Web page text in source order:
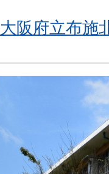
大阪府立布施